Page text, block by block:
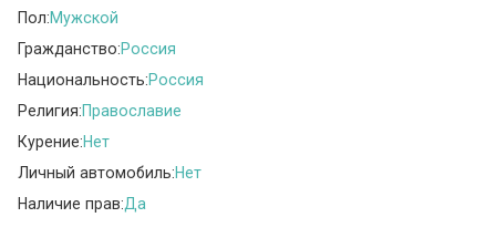
Пол:Мужской
Гражданство:Россия
Национальность:Россия
Религия:Православие
Курение:Нет
Личный автомобиль:Нет
Наличие прав:Да